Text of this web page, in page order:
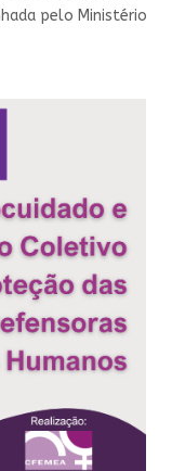
pelo Ministério